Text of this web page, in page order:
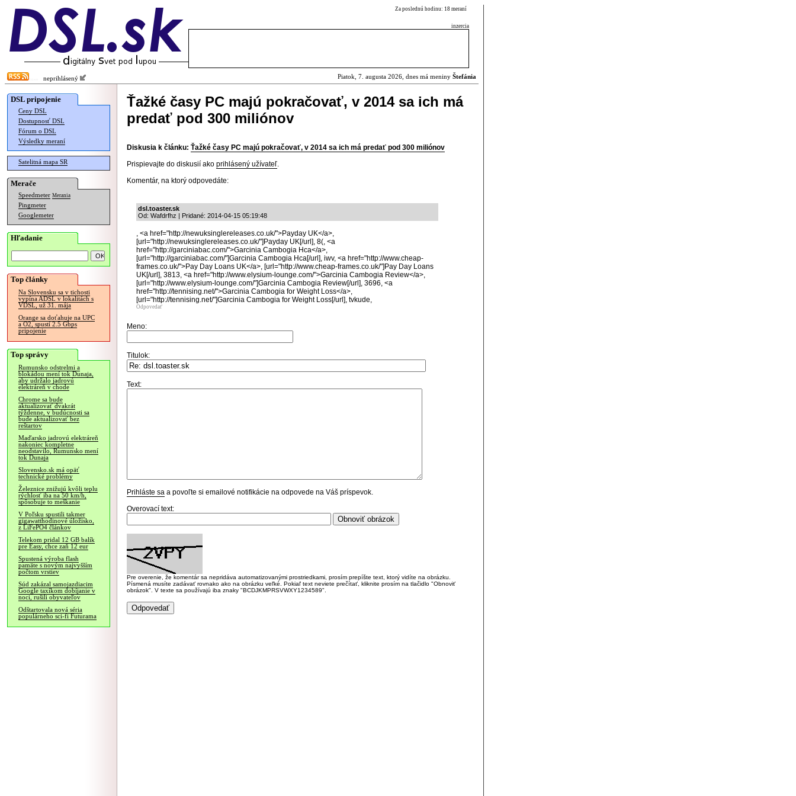
Za poslednú hodinu: 18 meraní
inzercia
neprihlásený Piatok, 7. augusta 2026, dnes má meniny Štefánia
DSL pripojenie
Ceny DSL
Dostupnosť DSL
Fórum o DSL
Výsledky meraní
Satelitná mapa SR
Merače
Speedmeter Merania
Pingmeter
Googlemeter
Hľadanie
Top články
Na Slovensku sa v tichosti
vypína ADSL v lokalitách s
VDSL, už 31. mája
Orange sa doťahuje na UPC
a O2, spustí 2.5 Gbps
pripojenie
Top správy
Rumunsko odstrelmi a
blokádou mení tok Dunaja,
aby udržalo jadrovú
elektráreň v chode
Chrome sa bude
aktualizovať dvakrát
týždenne, v budúcnosti sa
bude aktualizovať bez
reštartov
Maďarsko jadrovú elektráreň
nakoniec kompletne
neodstavilo, Rumunsko mení
tok Dunaja
Slovensko.sk má opäť
technické problémy
Železnice znižujú kvôli teplu
rýchlosť iba na 50 km/h,
spôsobuje to meškanie
V Poľsku spustili takmer
gigawatthodinové úložisko,
z LiFePO4 článkov
Telekom pridal 12 GB balík
pre Easy, chce zaň 12 eur
Spustená výroba flash
pamäte s novým najvyšším
počtom vrstiev
Súd zakázal samojazdiacim
Google taxíkom dobíjanie v
noci, rušili obyvateľov
Odštartovala nová séria
populárneho sci-fi Futurama
Ťažké časy PC majú pokračovať, v 2014 sa ich má
predať pod 300 miliónov
Diskusia k článku: Ťažké časy PC majú pokračovať, v 2014 sa ich má predať pod 300 miliónov
Prispievajte do diskusií ako prihlásený užívateľ.
Komentár, na ktorý odpovedáte:
dsl.toaster.sk
Od: Wafdrfhz | Pridané: 2014-04-15 05:19:48
, <a href="http://newuksinglereleases.co.uk/">Payday UK</a>,
[url="http://newuksinglereleases.co.uk/"]Payday UK[/url], 8(, <a
href="http://garciniabac.com/">Garcinia Cambogia Hca</a>,
[url="http://garciniabac.com/"]Garcinia Cambogia Hca[/url], iwv, <a href="http://www.cheap-
frames.co.uk/">Pay Day Loans UK</a>, [url="http://www.cheap-frames.co.uk/"]Pay Day Loans
UK[/url], 3813, <a href="http://www.elysium-lounge.com/">Garcinia Cambogia Review</a>,
[url="http://www.elysium-lounge.com/"]Garcinia Cambogia Review[/url], 3696, <a
href="http://tennising.net/">Garcinia Cambogia for Weight Loss</a>,
[url="http://tennising.net/"]Garcinia Cambogia for Weight Loss[/url], tvkude,
Odpovedať
Meno:
Titulok:
Text:
Prihláste sa a povoľte si emailové notifikácie na odpovede na Váš príspevok.
Overovací text:
Pre overenie, že komentár sa nepridáva automatizovanými prostriedkami, prosím prepíšte text, ktorý vidíte na obrázku.
Písmená musíte zadávať rovnako ako na obrázku veľké. Pokiaľ text neviete prečítať, kliknite prosím na tlačidlo "Obnoviť
obrázok". V texte sa používajú iba znaky "BCDJKMPRSVWXY1234589".